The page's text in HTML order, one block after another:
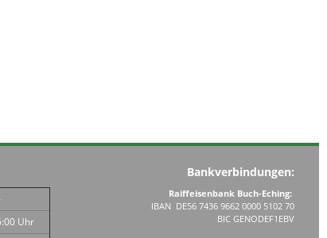
Uhr
Bankverbindungen:
Raiffeisenbank Buch-Eching:
IBAN DE56 7436 9662 0000 5102 70
BIC GENODEF1EBV